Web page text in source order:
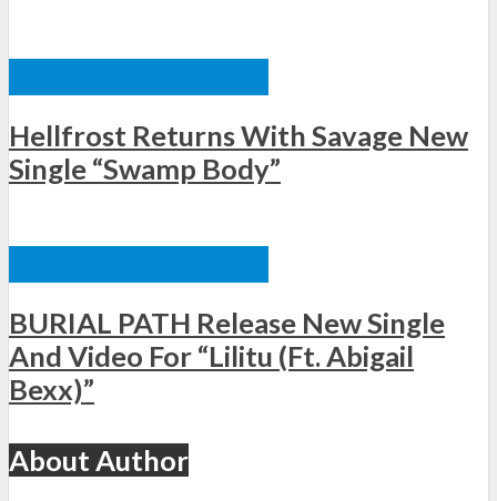
Hellfrost Returns With Savage New
Single “Swamp Body”
BURIAL PATH Release New Single
And Video For “Lilitu (Ft. Abigail
Bexx)”
About Author